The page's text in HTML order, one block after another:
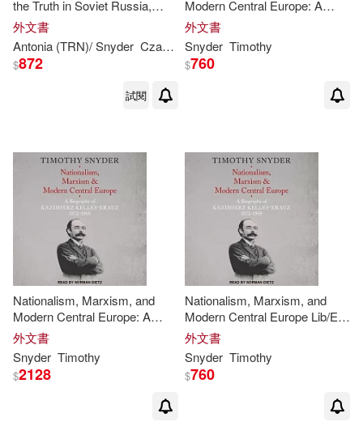
the Truth in Soviet Russia,
1941-1942
外文書
Antonia (TRN)/Snyder Czapski Jozef/ Lloyd-Jones
$872
試閱
Modern Central Europe: A
Biography of Kazimierz Kelles-
Krauz, 1872-1905
外文書
Snyder Timothy
$760
Nationalism, Marxism, and
Modern Central Europe: A
Biography of Kazimierz Kelles-
Krauz, 1872-1905
外文書
Snyder Timothy
$2128
Nationalism, Marxism, and
Modern Central Europe Lib/E:
A Biography of Kazimierz
Kelles-Krauz, 1872-1905
外文書
Snyder Timothy
$760